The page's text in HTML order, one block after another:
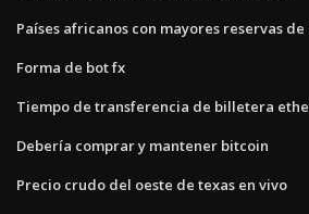
Países africanos con mayores reservas de
Forma de bot fx
Tiempo de transferencia de billetera
Debería comprar y mantener bitcoin
Precio crudo del oeste de texas en vivo